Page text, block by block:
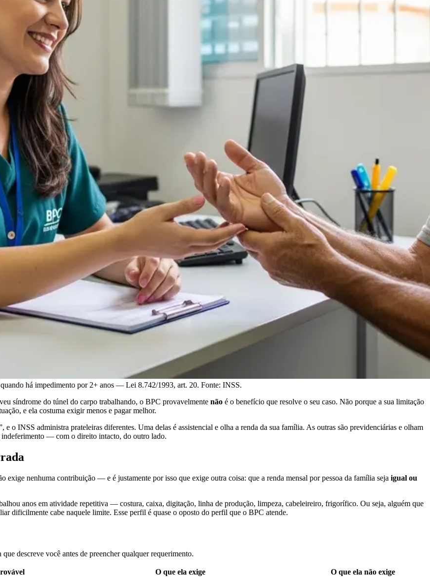
há impedimento por 2+ anos — Lei 8.742/1993, art. 20. Fonte: INSS.
síndrome do túnel do carpo trabalhando, o BPC provavelmente não é o benefício que resolve o seu caso. Não porque a sua limitação
e ela costuma exigir menos e pagar melhor.
o INSS administra prateleiras diferentes. Uma delas é assistencial e olha a renda da sua família. As outras são previdenciárias e olham
indeferimento — com o direito intacto, do outro lado.
exige nenhuma contribuição — e é justamente por isso que exige outra coisa: que a renda mensal por pessoa da família seja igual ou
anos em atividade repetitiva — costura, caixa, digitação, linha de produção, limpeza, cabeleireiro, frigorífico. Ou seja, alguém que
dificilmente cabe naquele limite. Esse perfil é quase o oposto do perfil que o BPC atende.
descreve você antes de preencher qualquer requerimento.
O que ela exige
O que ela não exige